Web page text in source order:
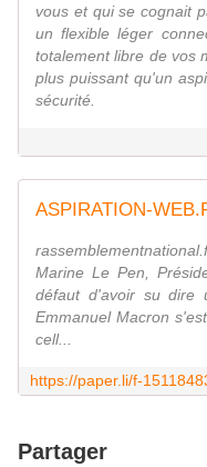
vous et qui se cognait
un flexible léger
totalement libre de vos
plus puissant qu'un
sécurité.
ASPIRATION-
Marine Le Pen,
défaut d'avoir su dire
Emmanuel Macron
cell...
Partager